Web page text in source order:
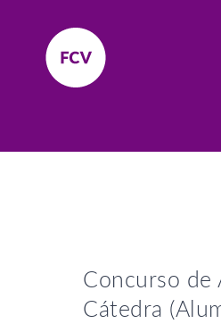
Concurso de
Cátedra